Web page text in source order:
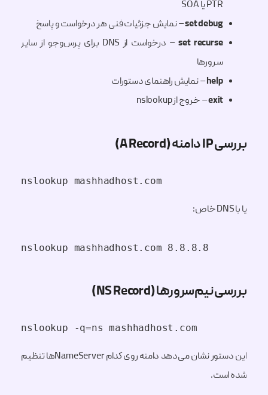
PTR یا SOA
set debug– نمایش جزئیات فنی هر درخواست و پاسخ
set recurse
– درخواست از DNS برای پرس‌وجو از سایر
سرورها
help– نمایش راهنمای دستورات
exit– خروج از nslookup
بررسی IP دامنه (A Record)
nslookup mashhadhost.com
یا با DNS خاص:
nslookup mashhadhost.com 8.8.8.8
بررسی نیم‌سرورها (NS Record)
nslookup -q=ns mashhadhost.com
این دستور نشان می‌دهد دامنه روی کدام NameServerها تنظیم
شده است.